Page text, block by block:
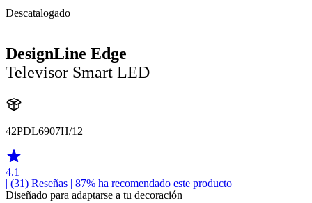
Descatalogado
DesignLine Edge
Televisor Smart LED
42PDL6907H/12
4.1
| (31) Reseñas | 87% ha recomendado este producto
Diseñado para adaptarse a tu decoración